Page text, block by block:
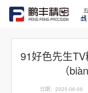
91好色先生
（
日期：2025-06-06